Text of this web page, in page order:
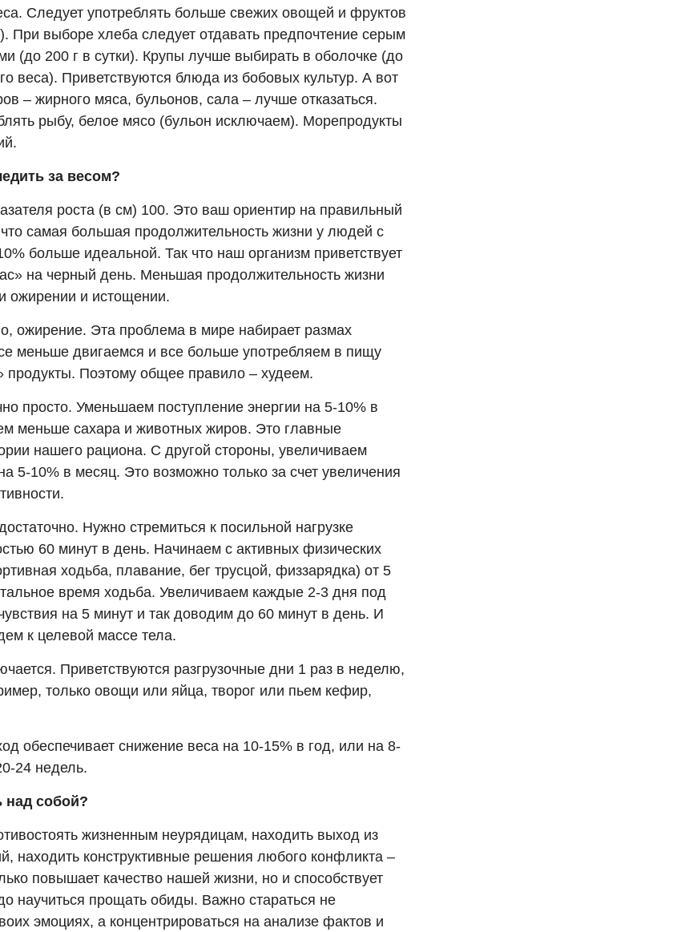
Следует употреблять больше свежих овощей и фруктов
При выборе хлеба следует отдавать предпочтение серым
(до 200 г в сутки). Крупы лучше выбирать в оболочке (до
веса). Приветствуются блюда из бобовых культур. А вот
– жирного мяса, бульонов, сала – лучше отказаться.
рыбу, белое мясо (бульон исключаем). Морепродукты
за весом?
роста (в см) 100. Это ваш ориентир на правильный
самая большая продолжительность жизни у людей с
больше идеальной. Так что наш организм приветствует
на черный день. Меньшая продолжительность жизни
ожирении и истощении.
ожирение. Эта проблема в мире набирает размах
меньше двигаемся и все больше употребляем в пищу
продукты. Поэтому общее правило – худеем.
просто. Уменьшаем поступление энергии на 5-10% в
меньше сахара и животных жиров. Это главные
нашего рациона. С другой стороны, увеличиваем
5-10% в месяц. Это возможно только за счет увеличения
Нужно стремиться к посильной нагрузке
60 минут в день. Начинаем с активных физических
ходьба, плавание, бег трусцой, физзарядка) от 5
время ходьба. Увеличиваем каждые 2-3 дня под
на 5 минут и так доводим до 60 минут в день. И
к целевой массе тела.
Приветствуются разгрузочные дни 1 раз в неделю,
только овощи или яйца, творог или пьем кефир,
обеспечивает снижение веса на 10-15% в год, или на 8-
24 недель.
над собой?
жизненным неурядицам, находить выход из
находить конструктивные решения любого конфликта –
повышает качество нашей жизни, но и способствует
научиться прощать обиды. Важно стараться не
эмоциях, а концентрироваться на анализе фактов и